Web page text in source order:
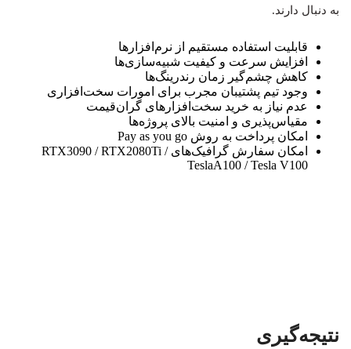
به دنبال دارند.
قابلیت استفاده مستقیم از نرم‌افزارها
افزایش سرعت و کیفیت شبیه‌سازی‌ها
کاهش چشم‌گیر زمان رندرینگ‌ها
وجود تیم پشتیبان مجرب برای امورات سخت‌افزاری
عدم نیاز به خرید سخت‌افزارهای گران‌قیمت
مقیاس‌پذیری و امنیت بالای پروژه‌ها
امکان پرداخت به روش Pay as you go
امکان سفارش گرافیک‌های RTX3090 / RTX2080Ti /
TeslaA100 / Tesla V100
نتیجه‌گیری